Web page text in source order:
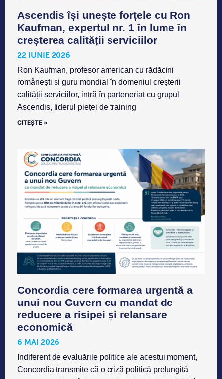
Ascendis își unește forțele cu Ron
Kaufman, expertul nr. 1 în lume în
creșterea calității serviciilor
22 IUNIE 2026
Ron Kaufman, profesor american cu rădăcini
românești și guru mondial în domeniul creșterii
calității serviciilor, intră în parteneriat cu grupul
Ascendis, liderul pieței de training
CITEȘTE »
Concordia cere formarea urgentă a
unui nou Guvern cu mandat de
reducere a risipei și relansare
economică
6 MAI 2026
Indiferent de evaluările politice ale acestui moment,
Concordia transmite că o criză politică prelungită